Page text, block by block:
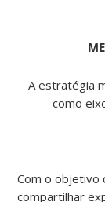
A estratégia
como
Com o
compartilhar